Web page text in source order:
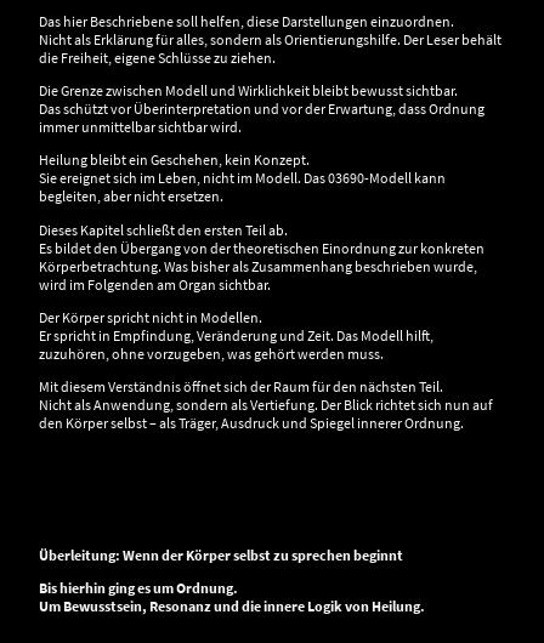
Das hier Beschriebene soll helfen, diese Darstellungen einzuordnen.
Nicht als Erklärung für alles, sondern als Orientierungshilfe. Der Leser behält
die Freiheit, eigene Schlüsse zu ziehen.
Die Grenze zwischen Modell und Wirklichkeit bleibt bewusst sichtbar.
Das schützt vor Überinterpretation und vor der Erwartung, dass Ordnung
immer unmittelbar sichtbar wird.
Heilung bleibt ein Geschehen, kein Konzept.
Sie ereignet sich im Leben, nicht im Modell. Das 03690-Modell kann
begleiten, aber nicht ersetzen.
Dieses Kapitel schließt den ersten Teil ab.
Es bildet den Übergang von der theoretischen Einordnung zur konkreten
Körperbetrachtung. Was bisher als Zusammenhang beschrieben wurde,
wird im Folgenden am Organ sichtbar.
Der Körper spricht nicht in Modellen.
Er spricht in Empfindung, Veränderung und Zeit. Das Modell hilft,
zuzuhören, ohne vorzugeben, was gehört werden muss.
Mit diesem Verständnis öffnet sich der Raum für den nächsten Teil.
Nicht als Anwendung, sondern als Vertiefung. Der Blick richtet sich nun auf
den Körper selbst – als Träger, Ausdruck und Spiegel innerer Ordnung.
Überleitung: Wenn der Körper selbst zu sprechen beginnt
Bis hierhin ging es um Ordnung.
Um Bewusstsein, Resonanz und die innere Logik von Heilung.